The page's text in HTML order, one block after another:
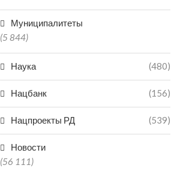
Муниципалитеты
(5 844)
Наука (480)
Нацбанк (156)
Нацпроекты РД (539)
Новости
(56 111)